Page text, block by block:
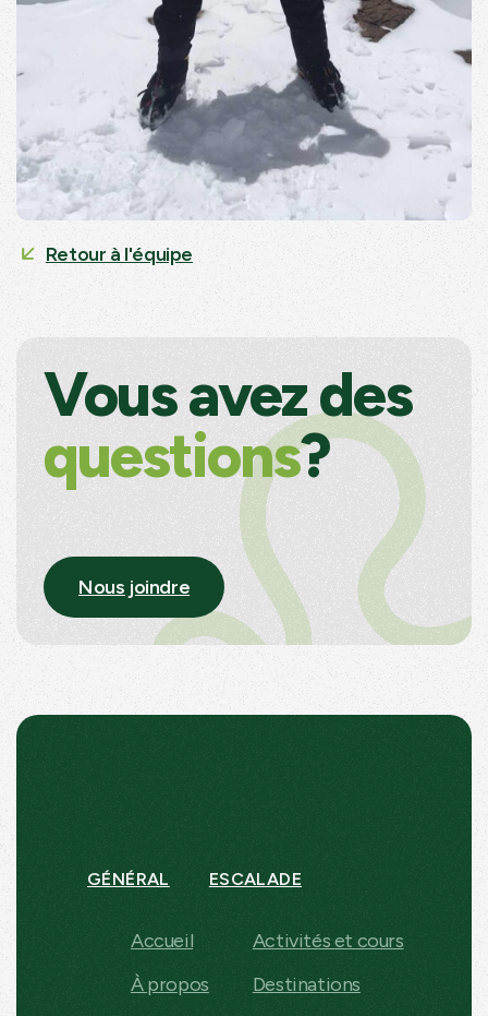
Retour à l'équipe
Vous avez des
questions?
Nous joindre
GÉNÉRAL
Accueil
À propos
ESCALADE
Activités et cours
Destinations